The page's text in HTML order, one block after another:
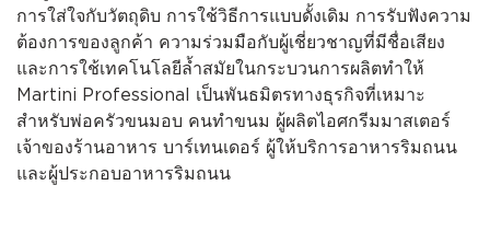
การใส่ใจกับวัตถุดิบ การใช้วิธีการแบบดั้งเดิม การรับฟังความ
ต้องการของลูกค้า ความร่วมมือกับผู้เชี่ยวชาญที่มีชื่อเสียง
และการใช้เทคโนโลยีล้ำสมัยในกระบวนการผลิตทำให้
Martini Professional เป็นพันธมิตรทางธุรกิจที่เหมาะ
สำหรับพ่อครัวขนมอบ คนทำขนม ผู้ผลิตไอศกรีมมาสเตอร์
เจ้าของร้านอาหาร บาร์เทนเดอร์ ผู้ให้บริการอาหารริมถนน
และผู้ประกอบอาหารริมถนน